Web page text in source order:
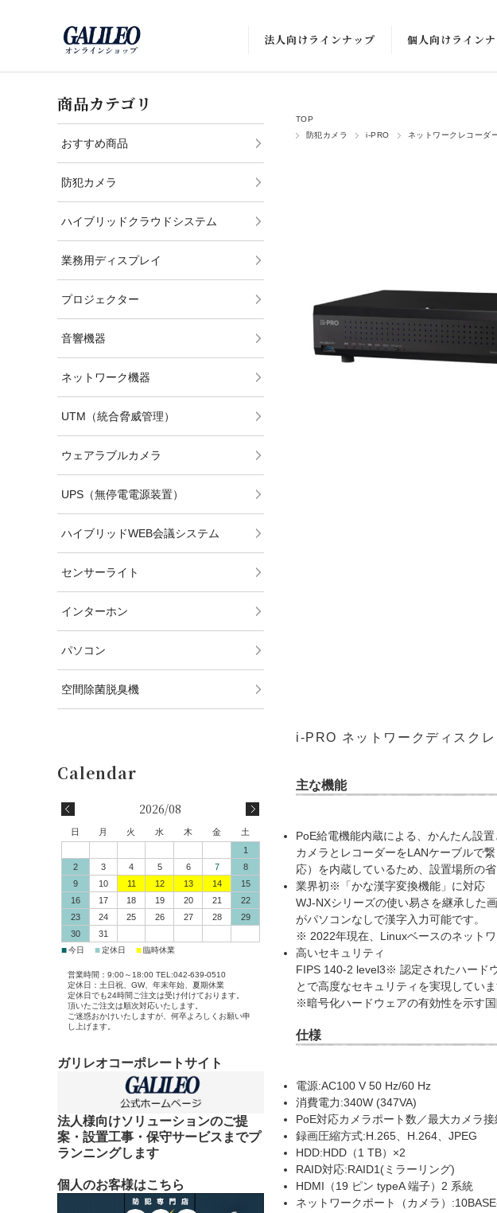
法人向けラインナップ
ハイブリッドクラウド
業務用ディスプレイ
プロジェクター
音響機器
ネットワーク機器
UTM（統合脅威管理）
ウェアラブルカメラ
UPS（無停電電源装置）
ウェブ会議システム
パソコン
空間除菌脱臭機
個人向けライン
TOP
防犯カメラ
i-PRO ネットワークレコーダ
i-PRO ネットワークディスク
主な機能
PoE給電機能内蔵による、かんたん設
カメラとレコーダーをLANケーブルで
応）を内蔵しているため、設置場所の
業界初※「かな漢字変換機能」に対応
WJ-NXシリーズの使い易さを継承した
がパソコンなしで漢字入力可能です。
※ 2022年現在、Linuxベースのネット
高いセキュリティ
FIPS 140-2 level3※ 認定されたハード
とで高度なセキュリティを実現していま
※暗号化ハードウェアの有効性を示す
仕様
電源:AC100 V 50 Hz/60 Hz
消費電力:340W (347VA)
PoE対応カメラポート数／最大カメラ
録画圧縮方式:H.265、H.264、JPEG
HDD:HDD（1 TB）×2
RAID対応:RAID1(ミラーリング)
HDMI（19 ピン typeA 端子）2 系統
ネットワークポート（カメラ）
商品カテゴリ
おすすめ商品
防犯カメラ
ハイブリッドクラウドシステム
業務用ディスプレイ
プロジェクター
音響機器
ネットワーク機器
UTM（統合脅威管理）
ウェアラブルカメラ
UPS（無停電電源装置）
ハイブリッドWEB会議システム
センサーライト
インターホン
パソコン
空間除菌脱臭機
2026/08
日 月 火 水 木 金
土
1
2
3 4 5 6 7
8
9
10 11 12 13 14
15
16
17 18 19 20 21
22
23
24 25 26 27 28
29
30
31
■今日 ■定休日 ■臨時休業
営業時間：9:00～18:00 TEL:042-639-0510
定休日：土日祝、GW、年末年始、夏期休業
定休日でも24時間ご注文は受け付けております。
頂いたご注文は順次対応いたします。
ご迷惑おかけいたしますが、何卒よろしくお願い申
し上げます。
ガリレオコーポレートサイト
法人様向けソリューションのご提
案・設置工事・保守サービスまでプ
ランニングします
個人のお客様はこちら